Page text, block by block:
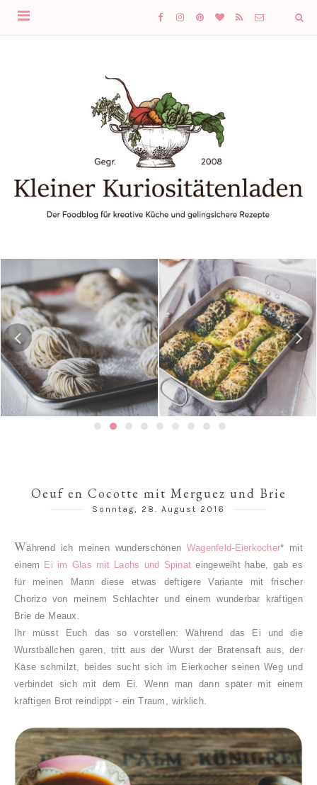
Hausgemachte Ramen-
Nudeln
Risotto-Wirsing-Rouladen
Oeuf en Cocotte mit Merguez und Brie
Sonntag, 28. August 2016
Während ich meinen wunderschönen Wagenfeld-Eierkocher* mit
einem Ei im Glas mit Lachs und Spinat eingeweiht habe, gab es
für meinen Mann diese etwas deftigere Variante mit frischer
Chorizo von meinem Schlachter und einem wunderbar kräftigen
Brie de Meaux.
Ihr müsst Euch das so vorstellen: Während das Ei und die
Wurstbällchen garen, tritt aus der Wurst der Bratensaft aus, der
Käse schmilzt, beides sucht sich im Eierkocher seinen Weg und
verbindet sich mit dem Ei. Wenn man dann später mit einem
kräftigen Brot reindippt - ein Traum, wirklich.